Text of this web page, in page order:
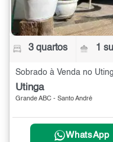
3 quartos 1
Sobrado à Venda no
Utinga
Grande ABC - Santo André
WhatsApp